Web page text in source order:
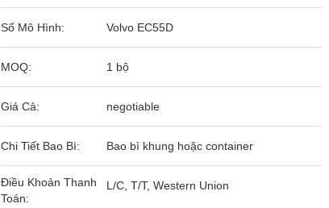
Số Mô Hình: Volvo EC55D
MOQ: 1 bộ
Giá Cả: negotiable
Chi Tiết Bao Bì: Bao bì khung hoặc container
Điều Khoản Thanh
Toán:
L/C, T/T, Western Union